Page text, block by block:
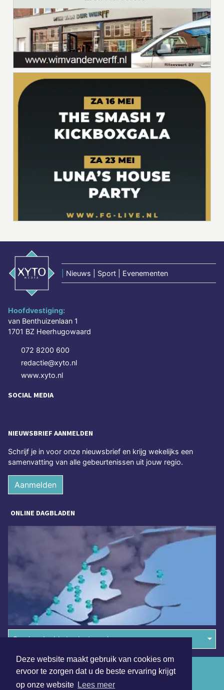
Deze website maakt gebruik van cookies om
ervoor te zorgen dat u de beste ervaring krijgt
op onze website Lees meer
Nieuws | Sport | Evenementen
Hoofdvestiging:
van Benthuizenlaan 1
1701 BZ Heerhugowaard
072 8200 600
redactie@xyto.nl
www.xyto.nl
SOCIAL MEDIA
NIEUWSBRIEF AANMELDEN
Schrijf je in voor onze nieuwsbrief en krijg wekelijks een
samenvatting van alle gebeurtenissen uit jouw regio.
Aanmelden
ONLINE DAGBLADEN
Overige dagbladen in de regio
Algemene voorwaarden
Disclaimer